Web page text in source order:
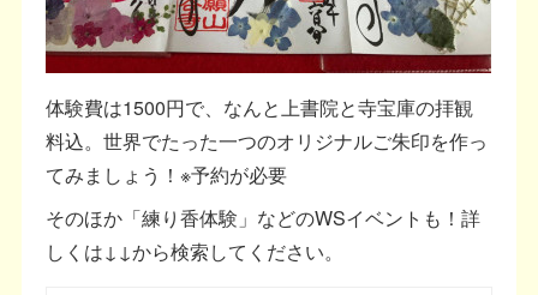
体験費は1500円で、なんと上書院と寺宝庫の拝観
料込。世界でたった一つのオリジナルご朱印を作っ
てみましょう！※予約が必要
そのほか「練り香体験」などのWSイベントも！詳
しくは↓↓から検索してください。